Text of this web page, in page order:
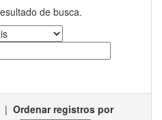
de busca.
| Ordenar registros por